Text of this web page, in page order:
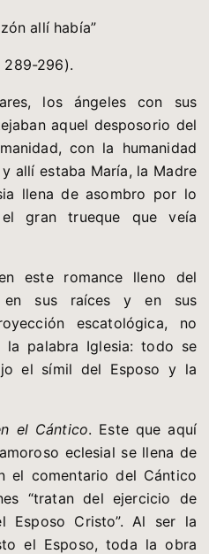
allí había”
289-296).
los ángeles con sus
aquel desposorio del
con la humanidad
allí estaba María, la Madre
llena de asombro por lo
gran trueque que veía
este romance lleno del
sus raíces y en sus
escatológica, no
palabra Iglesia: todo se
el símil del Esposo y la
el Cántico. Este que aquí
eclesial se llena de
el comentario del Cántico
“tratan del ejercicio de
Cristo”. Al ser la
el Esposo, toda la obra